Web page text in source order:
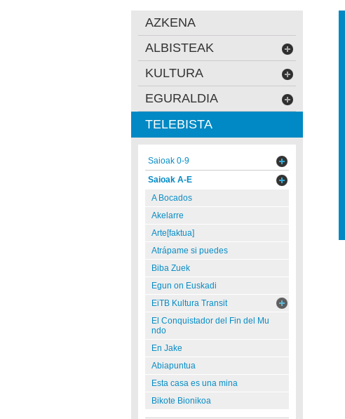
AZKENA
ALBISTEAK
KULTURA
EGURALDIA
TELEBISTA
Saioak 0-9
Saioak A-E
A Bocados
Akelarre
Arte[faktua]
Atrápame si puedes
Biba Zuek
Egun on Euskadi
EiTB Kultura Transit
El Conquistador del Fin del Mu
ndo
En Jake
Abiapuntua
Esta casa es una mina
Bikote Bionikoa